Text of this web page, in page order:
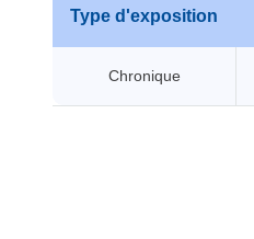
Type d'exposition
Chronique